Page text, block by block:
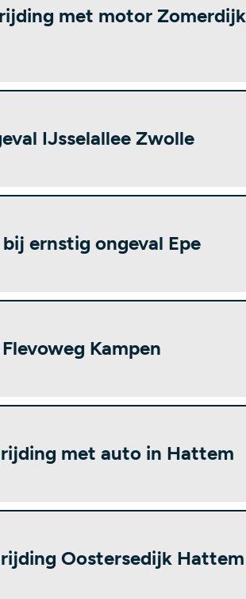
met motor Zomerdijk
IJsselallee Zwolle
ernstig ongeval Epe
Kampen
met auto in Hattem
Oostersedijk Hattem